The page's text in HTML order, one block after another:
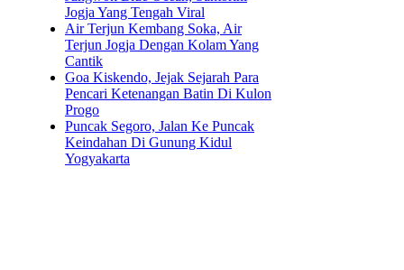
Jogja Yang Tengah Viral
Air Terjun Kembang Soka, Air
Terjun Jogja Dengan Kolam Yang
Cantik
Goa Kiskendo, Jejak Sejarah Para
Pencari Ketenangan Batin Di Kulon
Progo
Puncak Segoro, Jalan Ke Puncak
Keindahan Di Gunung Kidul
Yogyakarta